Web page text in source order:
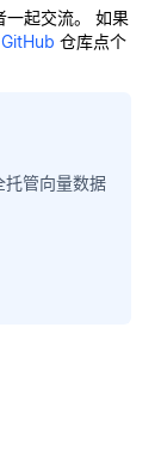
一起交流。 如果
仓库点个
管向量数据